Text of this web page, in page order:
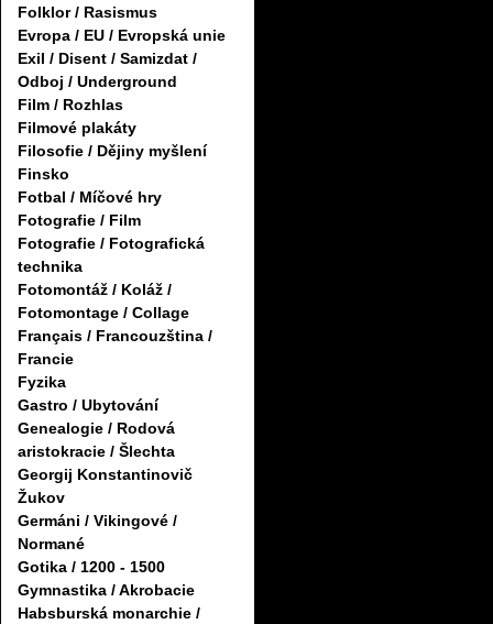
Folklor / Rasismus
Evropa / EU / Evropská unie
Exil / Disent / Samizdat /
Odboj / Underground
Film / Rozhlas
Filmové plakáty
Filosofie / Dějiny myšlení
Finsko
Fotbal / Míčové hry
Fotografie / Film
Fotografie / Fotografická
technika
Fotomontáž / Koláž /
Fotomontage / Collage
Français / Francouzština /
Francie
Fyzika
Gastro / Ubytování
Genealogie / Rodová
aristokracie / Šlechta
Georgij Konstantinovič
Žukov
Germáni / Vikingové /
Normané
Gotika / 1200 - 1500
Gymnastika / Akrobacie
Habsburská monarchie /